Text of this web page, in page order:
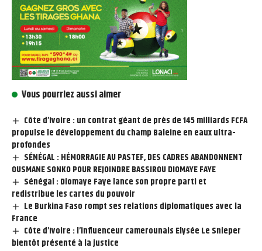
Vous pourriez aussi aimer
Côte d’Ivoire : un contrat géant de près de 145 milliards FCFA
propulse le développement du champ Baleine en eaux ultra-
profondes
SÉNÉGAL : HÉMORRAGIE AU PASTEF, DES CADRES ABANDONNENT
OUSMANE SONKO POUR REJOINDRE BASSIROU DIOMAYE FAYE
Sénégal : Diomaye Faye lance son propre parti et
redistribue les cartes du pouvoir
Le Burkina Faso rompt ses relations diplomatiques avec la
France
Côte d’Ivoire : l’influenceur camerounais Elysée Le Snieper
bientôt présenté à la justice